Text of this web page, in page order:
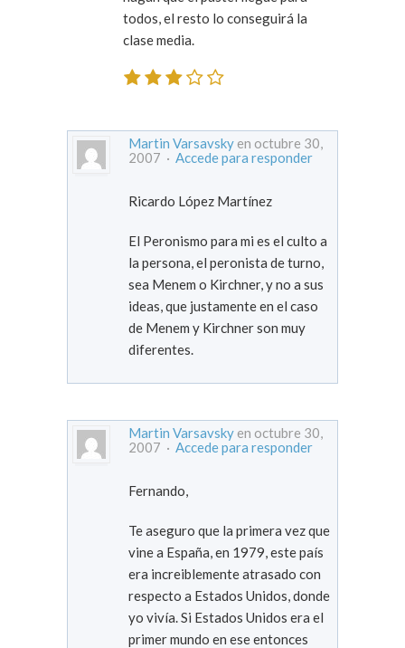
todos, el resto lo conseguirá la
clase media.
Martin Varsavsky en octubre 30,
2007 · Accede para responder
Ricardo López Martínez
El Peronismo para mi es el culto a
la persona, el peronista de turno,
sea Menem o Kirchner, y no a sus
ideas, que justamente en el caso
de Menem y Kirchner son muy
diferentes.
Martin Varsavsky en octubre 30,
2007 · Accede para responder
Fernando,
Te aseguro que la primera vez que
vine a España, en 1979, este país
era increiblemente atrasado con
respecto a Estados Unidos, donde
yo vivía. Si Estados Unidos era el
primer mundo en ese entonces